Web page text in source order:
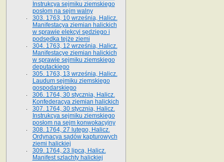
Instrukcya sejmiku ziemskiego
posłom na sejm walny
303. 1763, 10 września, Halicz.
Manifestacya ziemian halickich
w sprawie elekcyi sędziego i
podsędka tejże ziemi
304. 1763, 12 września, Halicz.
Manifestacye ziemian halickich
w sprawie sejmiku ziemskiego
deputackiego
305. 1763, 13 września, Halicz.
Laudum sejmiku ziemskiego
gospodarskiego
306. 1764, 30 stycznia, Halicz.
Konfederacya ziemian halickich
307. 1764, 30 stycznia, Halicz.
Instrukcya sejmiku ziemskiego
posłom na sejm konwokacyjny
308. 1764, 27 lutego, Halicz.
Ordynacya sądów kapturowych
ziemi halickiej
309. 1764, 23 lipca, Halicz.
Manifest szlachty halickiej